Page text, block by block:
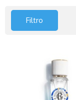
Filtro